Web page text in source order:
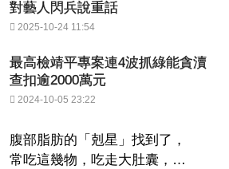
對藝人閃兵說重話
2025-10-24 11:54
最高檢靖平專案連4波抓綠能貪瀆
查扣逾2000萬元
2024-10-05 23:22
腹部脂肪的「剋星」找到了，
常吃這幾物，吃走大肚囊，瘦